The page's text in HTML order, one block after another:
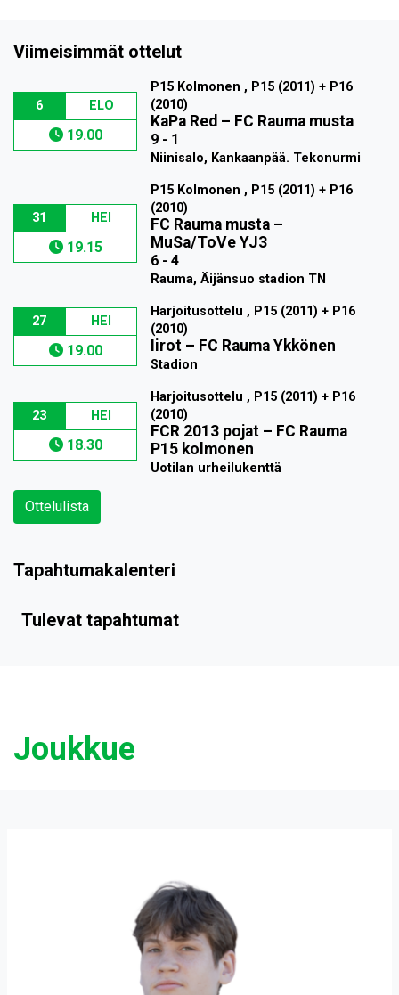
Viimeisimmät ottelut
6 ELO
19.00
P15 Kolmonen , P15 (2011) + P16
(2010)
KaPa Red – FC Rauma musta
9 - 1
Niinisalo, Kankaanpää. Tekonurmi
31 HEI
19.15
P15 Kolmonen , P15 (2011) + P16
(2010)
FC Rauma musta –
MuSa/ToVe YJ3
6 - 4
Rauma, Äijänsuo stadion TN
27 HEI
19.00
Harjoitusottelu , P15 (2011) + P16
(2010)
Iirot – FC Rauma Ykkönen
Stadion
23 HEI
18.30
Harjoitusottelu , P15 (2011) + P16
(2010)
FCR 2013 pojat – FC Rauma
P15 kolmonen
Uotilan urheilukenttä
Ottelulista
Tapahtumakalenteri
Tulevat tapahtumat
Joukkue